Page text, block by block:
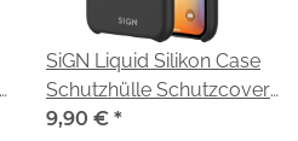
SiGN Liquid Silikon Case
Schutzhülle Schutzcover
passend für iPhone X/XS
9,90 € *